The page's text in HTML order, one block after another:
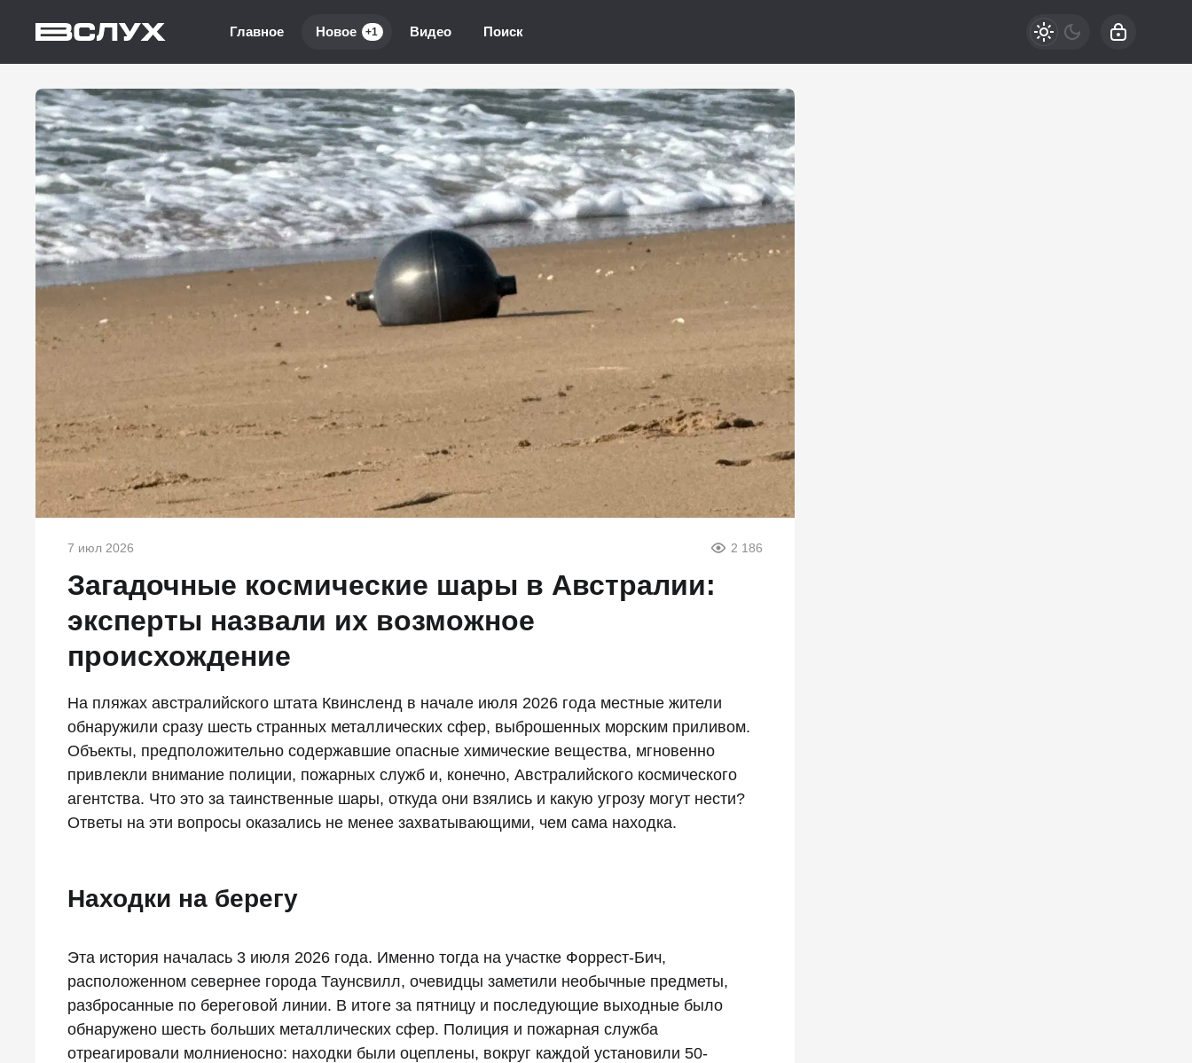
Главное Новое +1 Видео Поиск
7 июл 2026 2 186
Загадочные космические шары в Австралии:
эксперты назвали их возможное
происхождение
На пляжах австралийского штата Квинсленд в начале июля 2026 года местные жители
обнаружили сразу шесть странных металлических сфер, выброшенных морским приливом.
Объекты, предположительно содержавшие опасные химические вещества, мгновенно
привлекли внимание полиции, пожарных служб и, конечно, Австралийского космического
агентства. Что это за таинственные шары, откуда они взялись и какую угрозу могут нести?
Ответы на эти вопросы оказались не менее захватывающими, чем сама находка.
Находки на берегу
Эта история началась 3 июля 2026 года. Именно тогда на участке Форрест-Бич,
расположенном севернее города Таунсвилл, очевидцы заметили необычные предметы,
разбросанные по береговой линии. В итоге за пятницу и последующие выходные было
обнаружено шесть больших металлических сфер. Полиция и пожарная служба
отреагировали молниеносно: находки были оцеплены, вокруг каждой установили 50-